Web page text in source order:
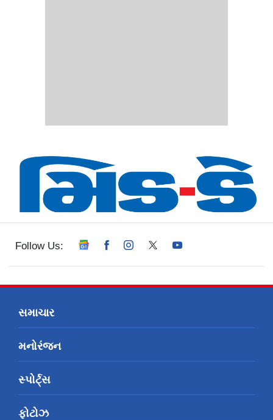
Follow Us:
સમાચાર
મનોરંજન
સ્પોર્ટ્સ
ફોટોઝ